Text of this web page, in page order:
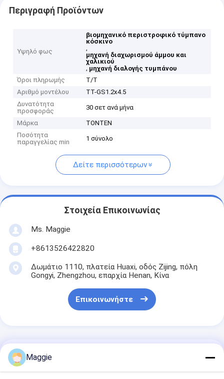
Περιγραφή Προϊόντων
Υψηλό φως
βιομηχανικό περιστροφικό τύμπανο
κόσκινο
,
μηχανή διαχωρισμού άμμου και
χαλικιού
, μηχανή διαλογής τυμπάνου
Όροι πληρωμής
Τ/Τ
Αριθμό μοντέλου
TT-GS1.2x4.5
Δυνατότητα
προσφοράς
30 σετ ανά μήνα
Μάρκα
TONTEN
Ποσότητα
παραγγελίας min
1 σύνολο
Δείτε περισσότερων
Στοιχεία Επικοινωνίας
Ms. Maggie
+8613526422820
Δωμάτιο 1110, πλατεία Huaxi, οδός Zijing, πόλη
Gongyi, Zhengzhou, επαρχία Henan, Κίνα
Επικοινωνήστε
Αποκτήστε Την Καλύτερη Τιμή Για
Maggie